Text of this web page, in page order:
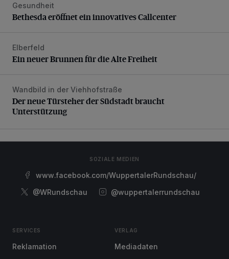
Bethesda eröffnet ein innovatives Callcenter
Gesundheit
Bethesda eröffnet ein innovatives Callcenter
Ein neuer Brunnen für die Alte Freiheit
Elberfeld
Ein neuer Brunnen für die Alte Freiheit
Der neue Türsteher der Südstadt braucht Unterstützung
Wandbild in der Viehhofstraße
Der neue Türsteher der Südstadt braucht
Unterstützung
SOZIALE MEDIEN
www.facebook.com/WuppertalerRundschau/
@WRundschau
@wuppertalerrundschau
SERVICES
Reklamation
VERLAG
Mediadaten